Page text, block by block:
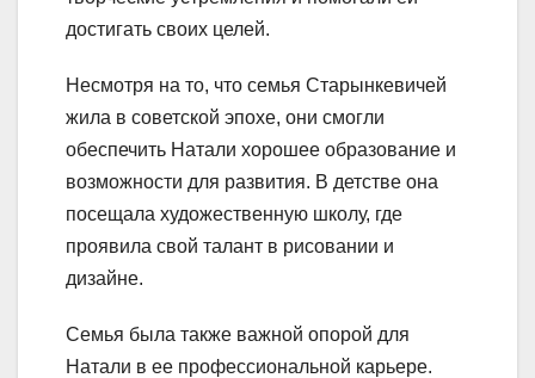
достигать своих целей.
Несмотря на то, что семья Старынкевичей
жила в советской эпохе, они смогли
обеспечить Натали хорошее образование и
возможности для развития. В детстве она
посещала художественную школу, где
проявила свой талант в рисовании и
дизайне.
Семья была также важной опорой для
Натали в ее профессиональной карьере.